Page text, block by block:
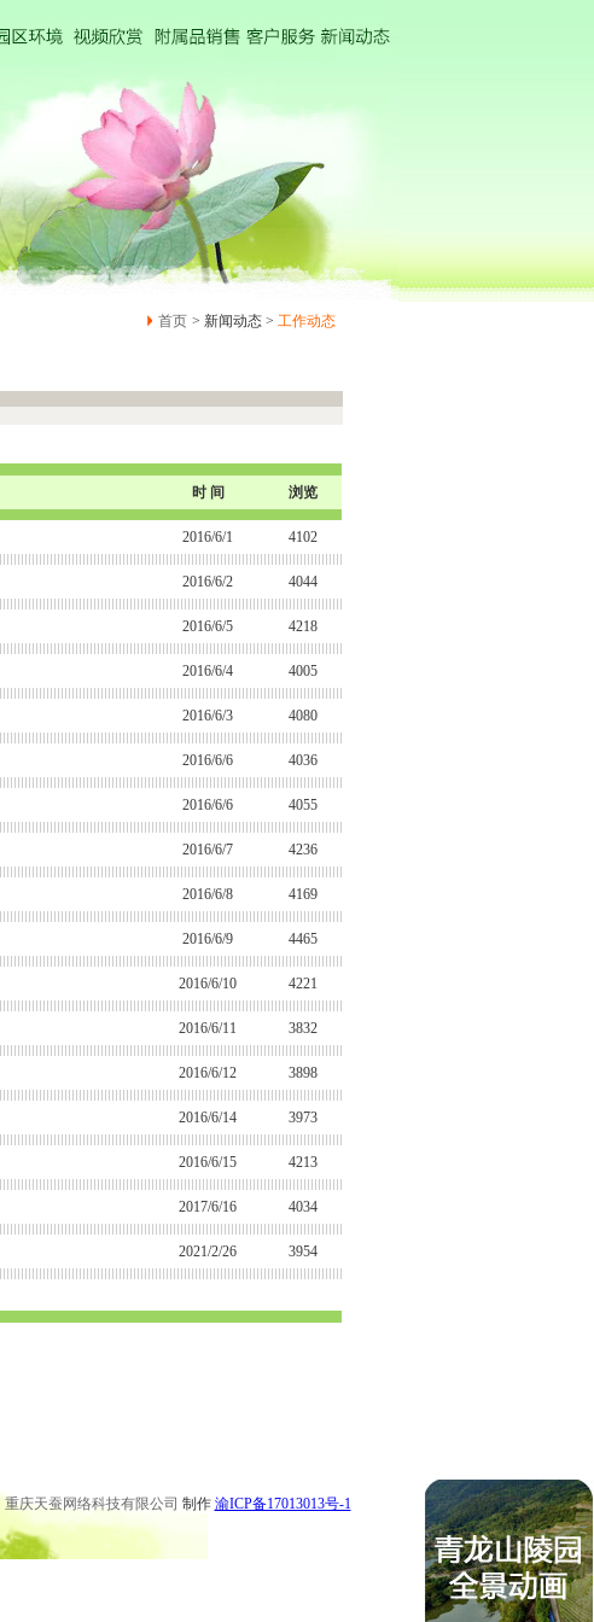
首页 > 新闻动态 > 工作动态
时 间 浏览
2016/6/1 4102
2016/6/2 4044
2016/6/5 4218
2016/6/4 4005
2016/6/3 4080
2016/6/6 4036
2016/6/6 4055
2016/6/7 4236
2016/6/8 4169
2016/6/9 4465
2016/6/10 4221
2016/6/11 3832
2016/6/12 3898
2016/6/14 3973
2016/6/15 4213
2017/6/16 4034
2021/2/26 3954
重庆天蚕网络科技有限公司 制作 渝ICP备17013013号-1